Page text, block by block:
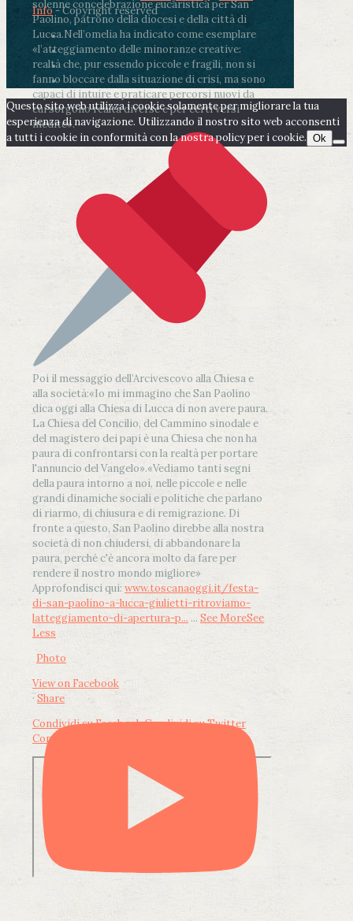
solenne concelebrazione eucaristica per San
Paolino, patrono della diocesi e della città di
Lucca.Nell’omelia ha indicato come esemplare
«l’atteggiamento delle minoranze creative:
realtà che, pur essendo piccole e fragili, non si
fanno bloccare dalla situazione di crisi, ma sono
capaci di intuire e praticare percorsi nuovi da
cui sorgono realtà diverse e per certi versi
inedite».
Poi il messaggio dell’Arcivescovo alla Chiesa e
alla società:«Io mi immagino che San Paolino
dica oggi alla Chiesa di Lucca di non avere paura.
La Chiesa del Concilio, del Cammino sinodale e
del magistero dei papi è una Chiesa che non ha
paura di confrontarsi con la realtà per portare
l'annuncio del Vangelo».«Vediamo tanti segni
della paura intorno a noi, nelle piccole e nelle
grandi dinamiche sociali e politiche che parlano
di riarmo, di chiusura e di remigrazione. Di
fronte a questo, San Paolino direbbe alla nostra
società di non chiudersi, di abbandonare la
paura, perché c'è ancora molto da fare per
rendere il nostro mondo migliore»
Approfondisci qui: www.toscanaoggi.it/festa-
di-san-paolino-a-lucca-giulietti-ritroviamo-
latteggiamento-di-apertura-p... ... See MoreSee
Less
Photo
View on Facebook
· Share
Condividi su FacebookCondividi su Twitter
Condividi su LinkedIn
Info- Copyright reserved
Questo sito web utilizza i cookie solamente per migliorare la tua
esperienza di navigazione. Utilizzando il nostro sito web acconsenti
a tutti i cookie in conformità con la nostra policy per i cookie. Ok